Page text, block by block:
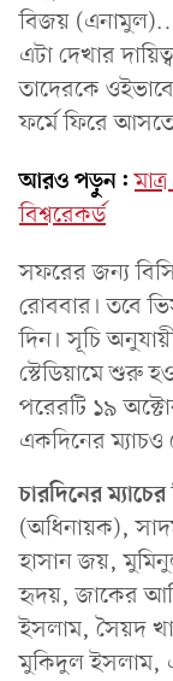
বিজয় (এনামুল)…,
এটা দেখার
তাদেরকে
ফর্মে ফিরে
আরও পড়ুন:
বিশ্বরেকর্ড
সফরের জন্য
রোববার। তবে
দিন। সূচি
স্টেডিয়ামে শুরু
পরেরটি ১৯
একদিনের ম্যাচও
চারদিনের
(অধিনায়ক),
হাসান জয়,
হৃদয়, জাকের
ইসলাম, সৈয়দ
মুকিদুল ইসলাম,